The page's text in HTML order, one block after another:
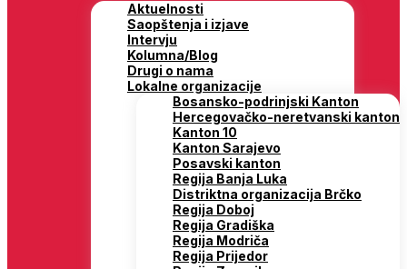
Aktuelnosti
Saopštenja i izjave
Intervju
Kolumna/Blog
Drugi o nama
Lokalne organizacije
Bosansko-podrinjski Kanton
Hercegovačko-neretvanski kanton
Kanton 10
Kanton Sarajevo
Posavski kanton
Regija Banja Luka
Distriktna organizacija Brčko
Regija Doboj
Regija Gradiška
Regija Modriča
Regija Prijedor